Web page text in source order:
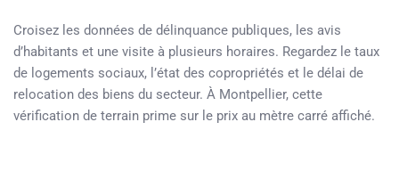
Croisez les données de délinquance publiques, les avis
d’habitants et une visite à plusieurs horaires. Regardez le taux
de logements sociaux, l’état des copropriétés et le délai de
relocation des biens du secteur. À Montpellier, cette
vérification de terrain prime sur le prix au mètre carré affiché.